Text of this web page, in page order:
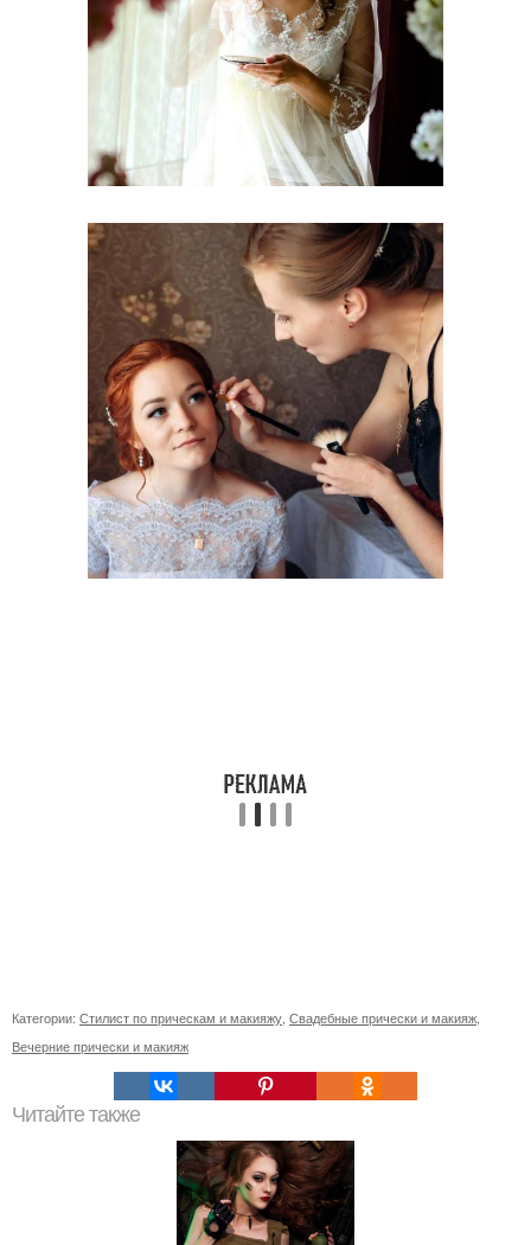
Категории: Стилист по прическам и макияжу Свадебные прически и макияж
Вечерние прически и макияж
Читайте также